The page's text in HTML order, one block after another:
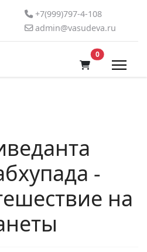
+7(999)797-4-108
admin@vasudeva.ru
0В корзину
-
на